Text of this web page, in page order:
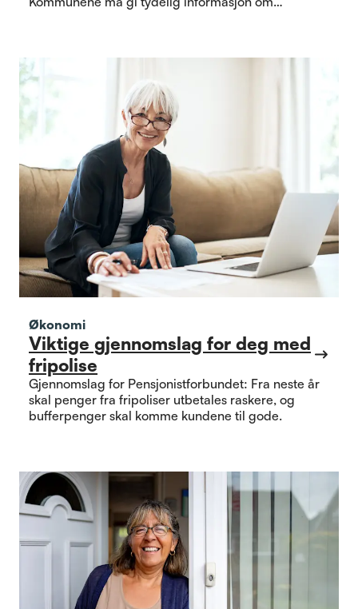
Økonomi
Viktige gjennomslag for deg med
fripolise
Gjennomslag for Pensjonistforbundet: Fra neste år
skal penger fra fripoliser utbetales raskere, og
bufferpenger skal komme kundene til gode.